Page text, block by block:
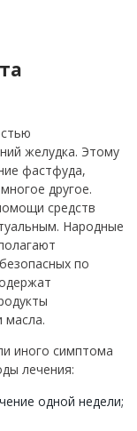
желудка. Этому
фастфуда,
другое.
средств
Народные
по
масла.
иного симптома
лечения:
одной недели;